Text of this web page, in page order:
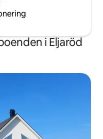
i Eljaröd